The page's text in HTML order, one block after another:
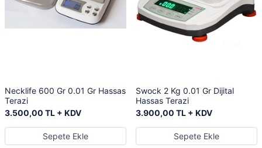
Necklife 600 Gr 0.01 Gr Hassas
Terazi
3.500,00 TL + KDV
Sepete Ekle
Swock 2 Kg 0.01 Gr Dijital
Hassas Terazi
3.900,00 TL + KDV
Sepete Ekle